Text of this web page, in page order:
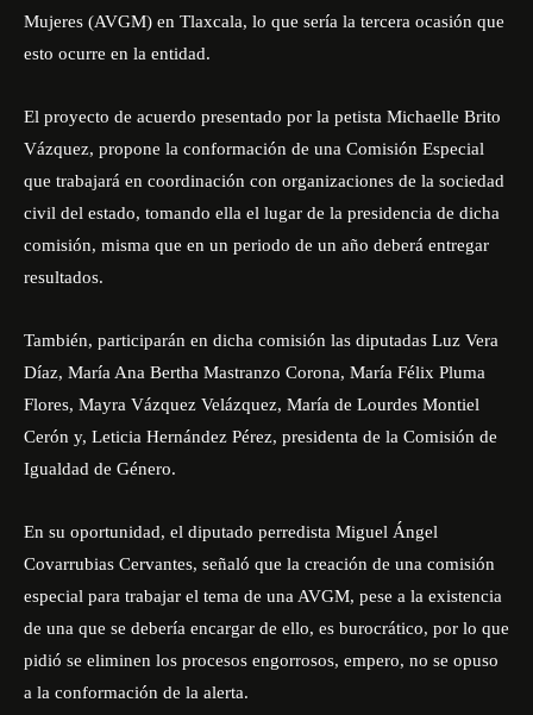
Mujeres (AVGM) en Tlaxcala, lo que sería la tercera ocasión que
esto ocurre en la entidad.
El proyecto de acuerdo presentado por la petista Michaelle Brito
Vázquez, propone la conformación de una Comisión Especial
que trabajará en coordinación con organizaciones de la sociedad
civil del estado, tomando ella el lugar de la presidencia de dicha
comisión, misma que en un periodo de un año deberá entregar
resultados.
También, participarán en dicha comisión las diputadas Luz Vera
Díaz, María Ana Bertha Mastranzo Corona, María Félix Pluma
Flores, Mayra Vázquez Velázquez, María de Lourdes Montiel
Cerón y, Leticia Hernández Pérez, presidenta de la Comisión de
Igualdad de Género.
En su oportunidad, el diputado perredista Miguel Ángel
Covarrubias Cervantes, señaló que la creación de una comisión
especial para trabajar el tema de una AVGM, pese a la existencia
de una que se debería encargar de ello, es burocrático, por lo que
pidió se eliminen los procesos engorrosos, empero, no se opuso
a la conformación de la alerta.